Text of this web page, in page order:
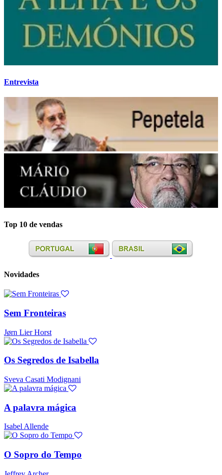
Entrevista
Top 10 de vendas
Novidades
Sem Fronteiras
Jørn Lier Horst
Os Segredos de Isabella
Sveva Casati Modignani
A palavra mágica
Isabel Allende
O Sopro do Tempo